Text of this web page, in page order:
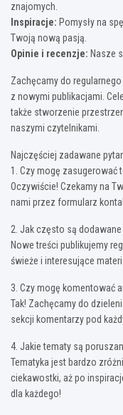
znajomych.
Inspiracje: Pomysły na
Twoją nową pasją.
Opinie i recenzje: Nasze
Zachęcamy do
z nowymi publikacjami.
także stworzenie
naszymi czytelnikami.
Najczęściej zadawane
1. Czy mogę zasugerować
Oczywiście! Czekamy na
nami przez formularz
2. Jak często są
Nowe treści publikujemy
świeże i interesujące
3. Czy mogę komentować
Tak! Zachęcamy do
sekcji komentarzy pod
4. Jakie tematy są
Tematyka jest bardzo
ciekawostki, aż po
dla każdego!